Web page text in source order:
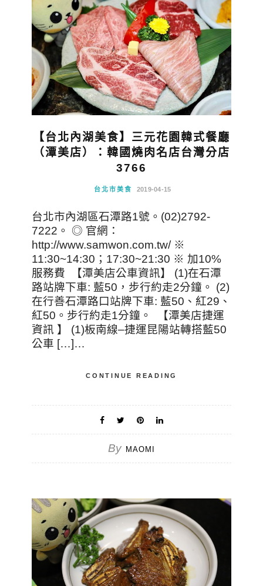
【台北內湖美食】三元花園韓式餐廳
（潭美店）：韓國燒肉名店台灣分店
3766
台北市美食 2019-04-15
台北市內湖區石潭路1號。(02)2792-
7222。 ◎ 官網：
http://www.samwon.com.tw/ ※
11:30~14:30；17:30~21:30 ※ 加10%
服務費 【潭美店公車資訊】 (1)在石潭
路站牌下車: 藍50，步行約走2分鐘。 (2)
在行善石潭路口站牌下車: 藍50、紅29、
紅50。步行約走1分鐘。 【潭美店捷運
資訊 】 (1)板南線–捷運昆陽站轉搭藍50
公車 […]…
CONTINUE READING
By MAOMI